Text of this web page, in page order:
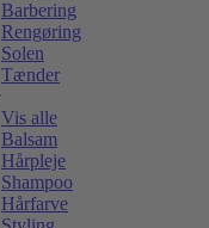
Barbering
Rengøring
Solen
Tænder
Vis alle
Balsam
Hårpleje
Shampoo
Hårfarve